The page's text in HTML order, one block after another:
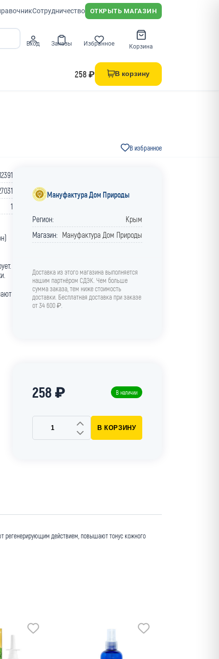
Сотрудничество ОТКРЫТЬ МАГАЗИН
Вход Заказы Избранное Корзина
258 ₽ В корзину
В избранное
1
Мануфактура Дом Природы
Регион:
Крым
Магазин: Мануфактура Дом Природы
Доставка из этого магазина выполняется
нашим партнёром СДЭК. Чем больше
сумма заказа, тем ниже стоимость
доставки. Бесплатная доставка при заказе
от 34 600 ₽.
258 ₽ В наличии
В КОРЗИНУ
регенерирующим действием, повышают тонус кожного